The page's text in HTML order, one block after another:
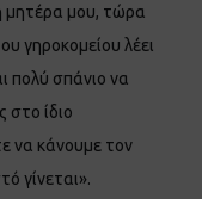
μητέρα μου, τώρα
γηροκομείου λέει
πολύ σπάνιο να
στο ίδιο
να κάνουμε τον
γίνεται».